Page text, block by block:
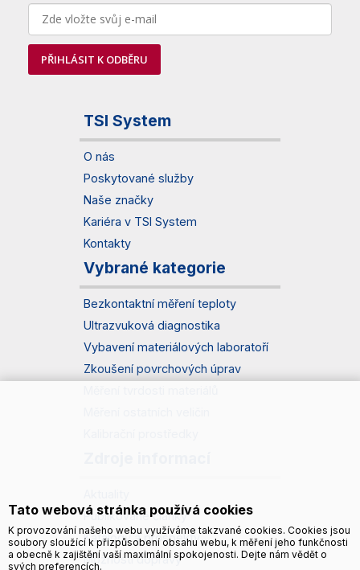
PŘIHLÁSIT K ODBĚRU
TSI System
O nás
Poskytované služby
Naše značky
Kariéra v TSI System
Kontakty
Vybrané kategorie
Bezkontaktní měření teploty
Ultrazvuková diagnostika
Vybavení materiálových laboratoří
Zkoušení povrchových úprav
Publikované články
Katalogy a prospekty
Možnosti dopravy
Tato webová stránka používá cookies
K provozování našeho webu využíváme takzvané cookies. Cookies jsou
soubory sloužící k přizpůsobení obsahu webu, k měření jeho funkčnosti
a obecně k zajištění vaší maximální spokojenosti. Dejte nám vědět o
svých preferencích.